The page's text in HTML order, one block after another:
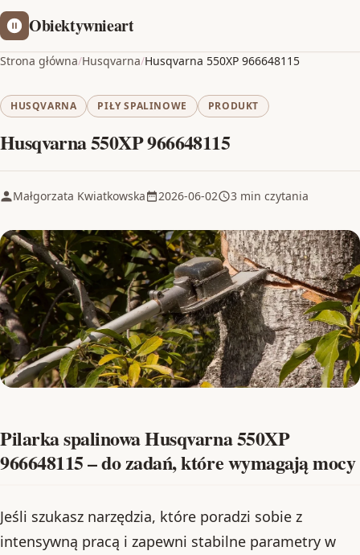
Obiektywnieart
Strona główna/Husqvarna/Husqvarna 550XP 966648115
HUSQVARNA PIŁY SPALINOWE PRODUKT
Husqvarna 550XP 966648115
Małgorzata Kwiatkowska 2026-06-02 3 min czytania
Pilarka spalinowa Husqvarna 550XP
966648115 – do zadań, które wymagają mocy
Jeśli szukasz narzędzia, które poradzi sobie z
intensywną pracą i zapewni stabilne parametry w